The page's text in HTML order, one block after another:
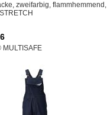
zweifarbig, flammhemmend,
MULTISAFE